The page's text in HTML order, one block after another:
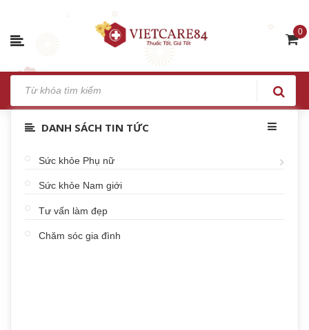
0
DANH SÁCH TIN TỨC
Sức khỏe Phụ nữ
Sức khỏe Nam giới
Tư vấn làm đẹp
Chăm sóc gia đình